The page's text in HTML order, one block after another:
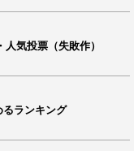
気投票（失敗作）
るランキング